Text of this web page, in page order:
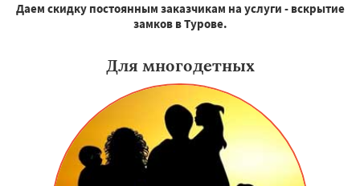
Даем скидку постоянным заказчикам на услуги - вскрытие
замков в Турове.
Для многодетных